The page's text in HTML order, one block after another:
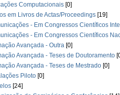
Computacionais [0]
em Livros de Actas/Proceedings [19]
- Em Congressos Científicos
- Em Congressos Científicos
Avançada - Outra [0]
Avançada - Teses de Doutoramento
Avançada - Teses de Mestrado [0]
Piloto [0]
[24]